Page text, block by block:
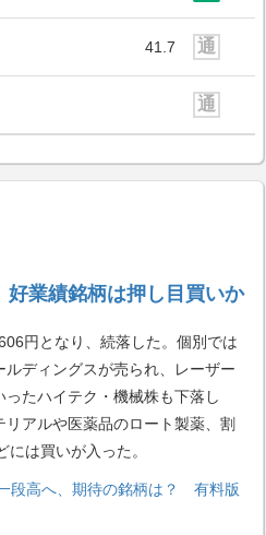
41.7 通
通
業績銘柄は押し目買いか
円となり、続落した。個別では
ディングスが売られ、レーザー
たハイテク・機械株も下落し
アルや医薬品のロート製薬、割
は買いが入った。
段高へ、期待の銘柄は？ 有料版